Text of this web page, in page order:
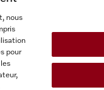
nous
pour